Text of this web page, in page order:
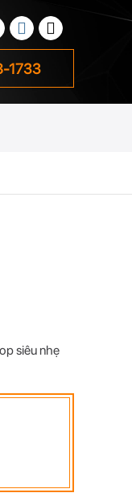
1733
siêu nhẹ